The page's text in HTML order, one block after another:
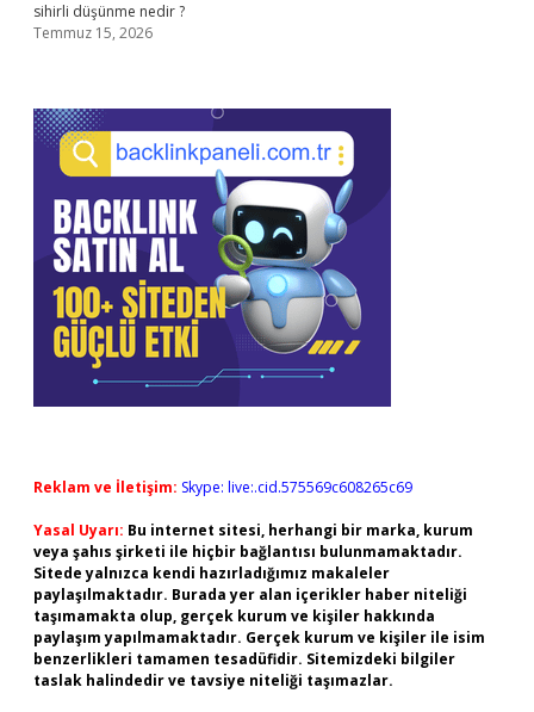
sihirli düşünme nedir ?
Temmuz 15, 2026
Reklam ve İletişim: Skype: live:.cid.575569c608265c69
Yasal Uyarı: Bu internet sitesi, herhangi bir marka, kurum
veya şahıs şirketi ile hiçbir bağlantısı bulunmamaktadır.
Sitede yalnızca kendi hazırladığımız makaleler
paylaşılmaktadır. Burada yer alan içerikler haber niteliği
taşımamakta olup, gerçek kurum ve kişiler hakkında
paylaşım yapılmamaktadır. Gerçek kurum ve kişiler ile isim
benzerlikleri tamamen tesadüfidir. Sitemizdeki bilgiler
taslak halindedir ve tavsiye niteliği taşımazlar.